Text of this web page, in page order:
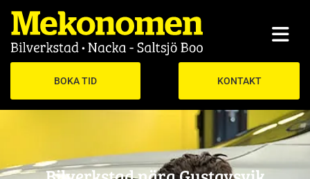
BOKA TID KONTAKT